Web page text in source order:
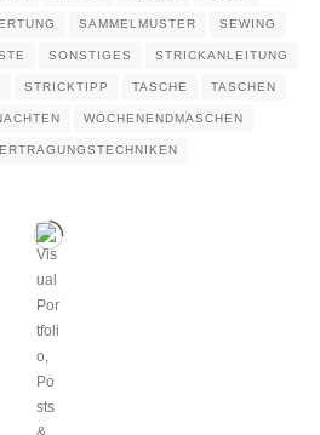
SAMMELMUSTER SEWING
SONSTIGES STRICKANLEITUNG
STRICKTIPP TASCHE TASCHEN
WOCHENENDMASCHEN